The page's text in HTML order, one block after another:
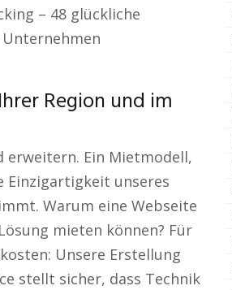
– 48 glückliche
Region und im
erweitern. Ein Mietmodell,
Einzigartigkeit unseres
Warum eine Webseite
mieten können? Für
Unsere Erstellung
stellt sicher, dass Technik